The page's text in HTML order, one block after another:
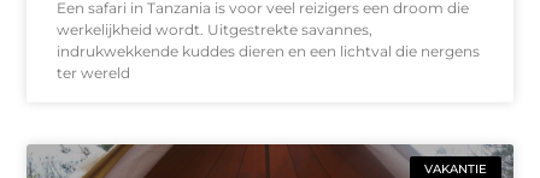
Een safari in Tanzania is voor veel reizigers een droom die
werkelijkheid wordt. Uitgestrekte savannes,
indrukwekkende kuddes dieren en een lichtval die nergens
ter wereld
VAKANTIE